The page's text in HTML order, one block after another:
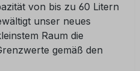
von bis zu 60 Litern
unser neues
Raum die
gemäß den